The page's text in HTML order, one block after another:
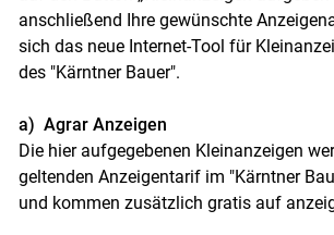
anschließend Ihre gewünschte
sich das neue Internet-Tool für
des "Kärntner Bauer".
a) Agrar Anzeigen
Die hier aufgegebenen Kleinanzeigen
geltenden Anzeigentarif im "Kärntner
und kommen zusätzlich gratis auf